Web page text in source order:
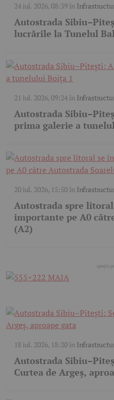
24 iul. 2026, 08:39în
Autostrada
lucrările la Tunelul
21 iul. 2026, 09:24în
Autostrada
prima galerie a
20 iul. 2026, 15:50în
Autostrada spre
importante pe A0
(A2)
18 iul. 2026, 18:20în
Autostrada
Curtea de Argeș,